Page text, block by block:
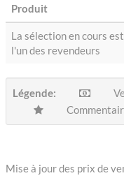
Produit
La sélection en cours
l'un des revendeurs
Légende:
Mise à jour des prix de